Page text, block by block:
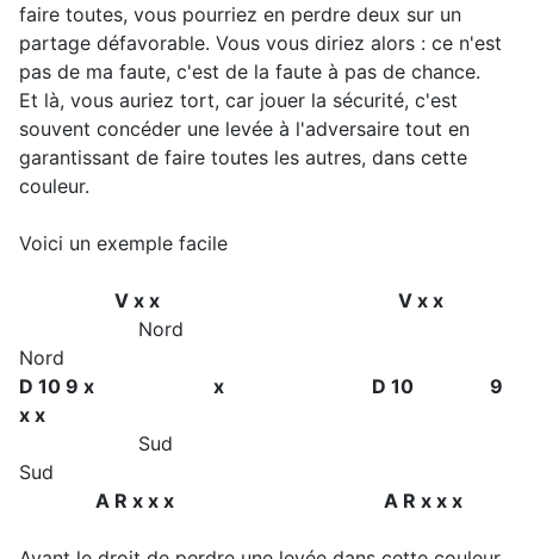
faire toutes, vous pourriez en perdre deux sur un
partage défavorable. Vous vous diriez alors : ce n'est
pas de ma faute, c'est de la faute à pas de chance.
Et là, vous auriez tort, car jouer la sécurité, c'est
souvent concéder une levée à l'adversaire tout en
garantissant de faire toutes les autres, dans cette
couleur.
Voici un exemple facile
V x x V x x
Nord
Nord
D 10 9 x
x D 10 9
x x
Sud
Sud
A R x x x A R x x x